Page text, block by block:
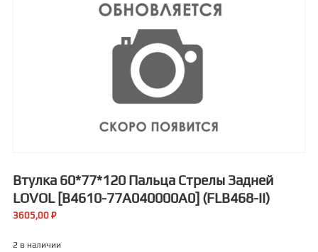
Втулка 60*77*120 Пальца Стрелы Задней
LOVOL [B4610-77A040000A0] (FLB468-II)
3605,00 ₽
2 в наличии